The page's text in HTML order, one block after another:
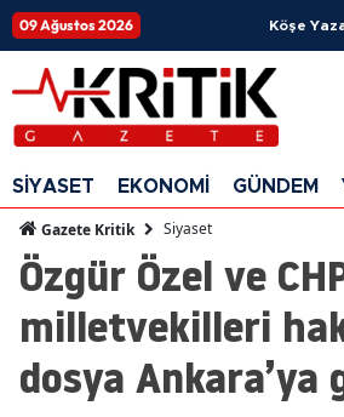
09 Ağustos 2026 Köşe
SİYASET EKONOMİ GÜNDEM
Gazete Kritik Siyaset
Özgür Özel ve
milletvekilleri
dosya Ankara’ya